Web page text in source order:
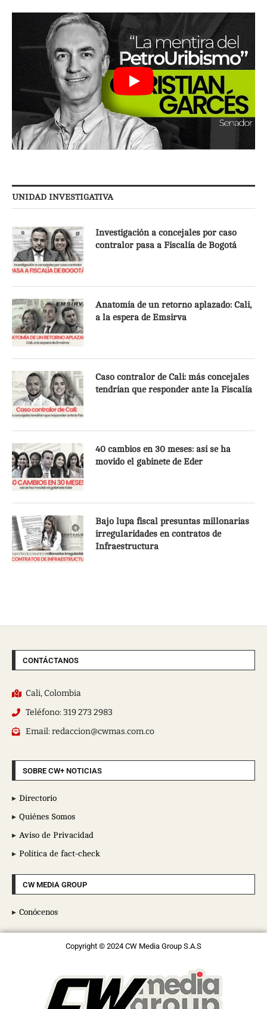
UNIDAD INVESTIGATIVA
Investigación a concejales por caso
contralor pasa a Fiscalía de Bogotá
Anatomía de un retorno aplazado: Cali,
a la espera de Emsirva
Caso contralor de Cali: más concejales
tendrían que responder ante la Fiscalía
40 cambios en 30 meses: así se ha
movido el gabinete de Eder
Bajo lupa fiscal presuntas millonarias
irregularidades en contratos de
Infraestructura
CONTÁCTANOS
Cali, Colombia
Teléfono: 319 273 2983
Email: redaccion@cwmas.com.co
SOBRE CW+ NOTICIAS
Directorio
Quiénes Somos
Aviso de Privacidad
Política de fact-check
CW MEDIA GROUP
Conócenos
Copyright © 2024 CW Media Group S.A.S